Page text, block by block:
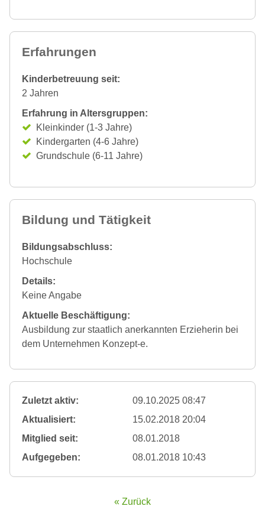
Erfahrungen
Kinderbetreuung seit:
2 Jahren
Erfahrung in Altersgruppen:
Kleinkinder (1-3 Jahre)
Kindergarten (4-6 Jahre)
Grundschule (6-11 Jahre)
Bildung und Tätigkeit
Bildungsabschluss:
Hochschule
Details:
Keine Angabe
Aktuelle Beschäftigung:
Ausbildung zur staatlich anerkannten Erzieherin bei
dem Unternehmen Konzept-e.
Zuletzt aktiv:
09.10.2025 08:47
Aktualisiert:
15.02.2018 20:04
Mitglied seit:
08.01.2018
Aufgegeben:
08.01.2018 10:43
« Zurück